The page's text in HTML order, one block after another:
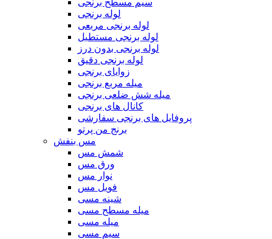
سیم مسطح برنجی
لوله برنجی
لوله برنجی مربعی
لوله برنجی مستطیل
لوله برنجی بدون درز
لوله برنجی دقیق
زوایای برنجی
میله مربع برنجی
میله شش ضلعی برنجی
کانال های برنجی
پروفایل های برنجی سفارشی
برنج من پرتو
مس بنفش
شمش مس
ورق مس
نوار مس
فویل مس
شینه مسی
میله مسطح مسی
میله مسی
سیم مسی